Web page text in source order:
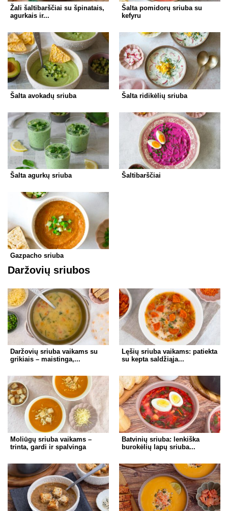
Žali šaltibarščiai su špinatais,
agurkais ir...
Šalta pomidorų sriuba su
kefyru
Šalta avokadų sriuba Šalta ridikėlių sriuba
Šalta agurkų sriuba Šaltibarščiai
Gazpacho sriuba
Daržovių sriubos
Daržovių sriuba vaikams su
grikiais – maistinga,...
Lęšių sriuba vaikams: patiekta
su kepta saldžiąja...
Moliūgų sriuba vaikams –
trinta, gardi ir spalvinga
Batvinių sriuba: lenkiška
burokėlių lapų sriuba...